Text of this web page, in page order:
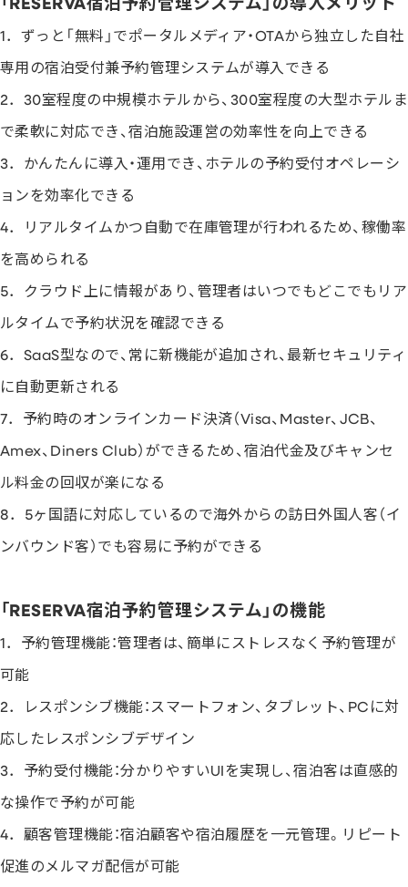
1．ずっと「無料」でポータルメディア・OTAから独立した自社
専用の宿泊受付兼予約管理システムが導入できる
2．30室程度の中規模ホテルから、300室程度の大型ホテルま
で柔軟に対応でき、宿泊施設運営の効率性を向上できる
3．かんたんに導入・運用でき、ホテルの予約受付オペレーシ
ョンを効率化できる
4．リアルタイムかつ自動で在庫管理が行われるため、稼働率
を高められる
5．クラウド上に情報があり、管理者はいつでもどこでもリア
ルタイムで予約状況を確認できる
6．SaaS型なので、常に新機能が追加され、最新セキュリティ
に自動更新される
7．予約時のオンラインカード決済（Visa、Master、JCB、
Amex、Diners Club）ができるため、宿泊代金及びキャンセ
ル料金の回収が楽になる
8．5ヶ国語に対応しているので海外からの訪日外国人客（イ
ンバウンド客）でも容易に予約ができる
「RESERVA宿泊予約管理システム」の機能
1．予約管理機能：管理者は、簡単にストレスなく予約管理が
可能
2．レスポンシブ機能：スマートフォン、タブレット、PCに対
応したレスポンシブデザイン
3．予約受付機能：分かりやすいUIを実現し、宿泊客は直感的
な操作で予約が可能
4．顧客管理機能：宿泊顧客や宿泊履歴を一元管理。リピート
促進のメルマガ配信が可能